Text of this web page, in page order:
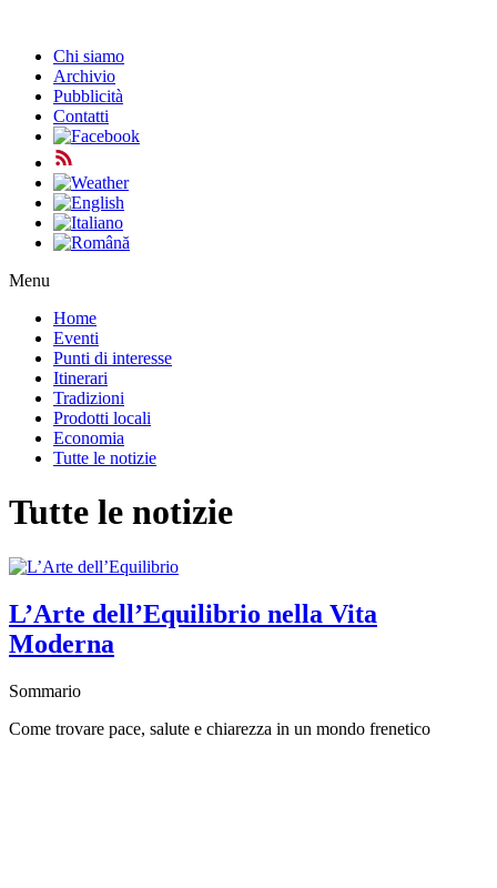
Chi siamo
Archivio
Pubblicità
Contatti
Menu
Home
Eventi
Punti di interesse
Itinerari
Tradizioni
Prodotti locali
Economia
Tutte le notizie
Tutte le notizie
L’Arte dell’Equilibrio nella Vita
Moderna
Sommario
Come trovare pace, salute e chiarezza in un mondo frenetico